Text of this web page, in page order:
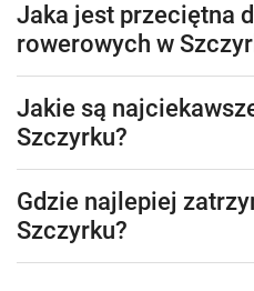
Jaka jest przeciętna
rowerowych w
Jakie są
Szczyrku?
Gdzie najlepiej
Szczyrku?